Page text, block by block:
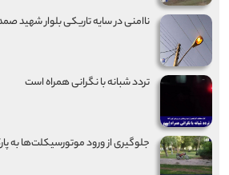
ناامنی در سایه تاریکی بلوار شهید
تردد شبانه با نگرانی همراه است
جلوگیری از ورود موتورسیکلت‌ها به